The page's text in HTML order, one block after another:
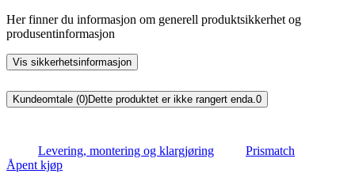
Her finner du informasjon om generell produktsikkerhet og
produsentinformasjon
Vis sikkerhetsinformasjon
Kundeomtale (0)Dette produktet er ikke rangert enda. 0
Levering, montering og klargjøring
Prismatch
Åpent kjøp